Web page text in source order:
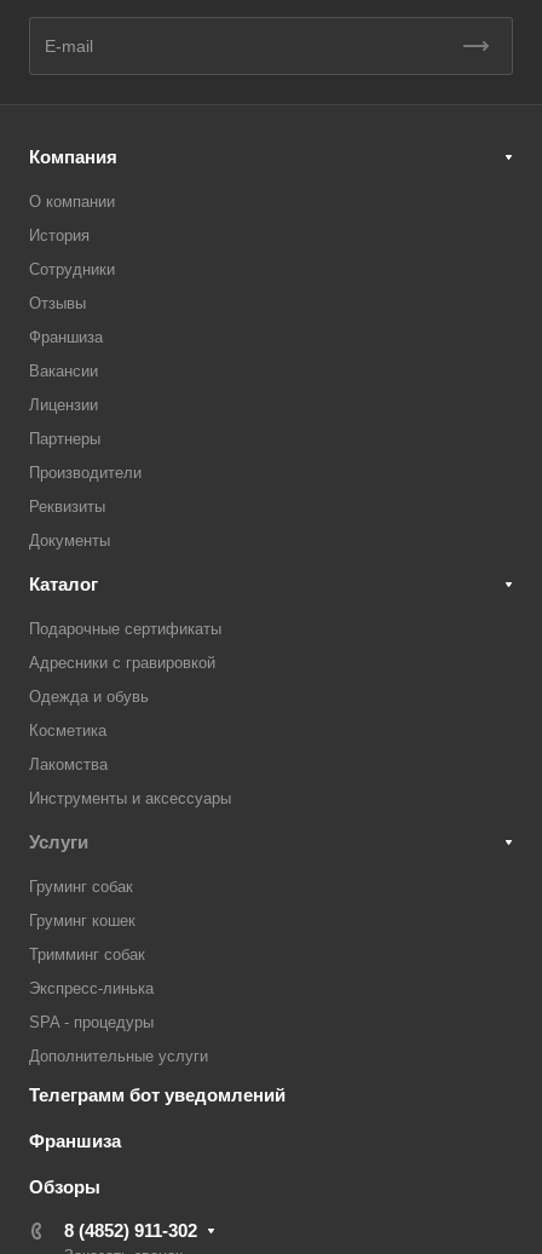
Компания
О компании
История
Сотрудники
Отзывы
Франшиза
Вакансии
Лицензии
Партнеры
Производители
Реквизиты
Документы
Каталог
Подарочные сертификаты
Адресники с гравировкой
Одежда и обувь
Косметика
Лакомства
Инструменты и аксессуары
Услуги
Груминг собак
Груминг кошек
Тримминг собак
Экспресс-линька
SPA - процедуры
Дополнительные услуги
Телеграмм бот уведомлений
Франшиза
Обзоры
8 (4852) 911-302